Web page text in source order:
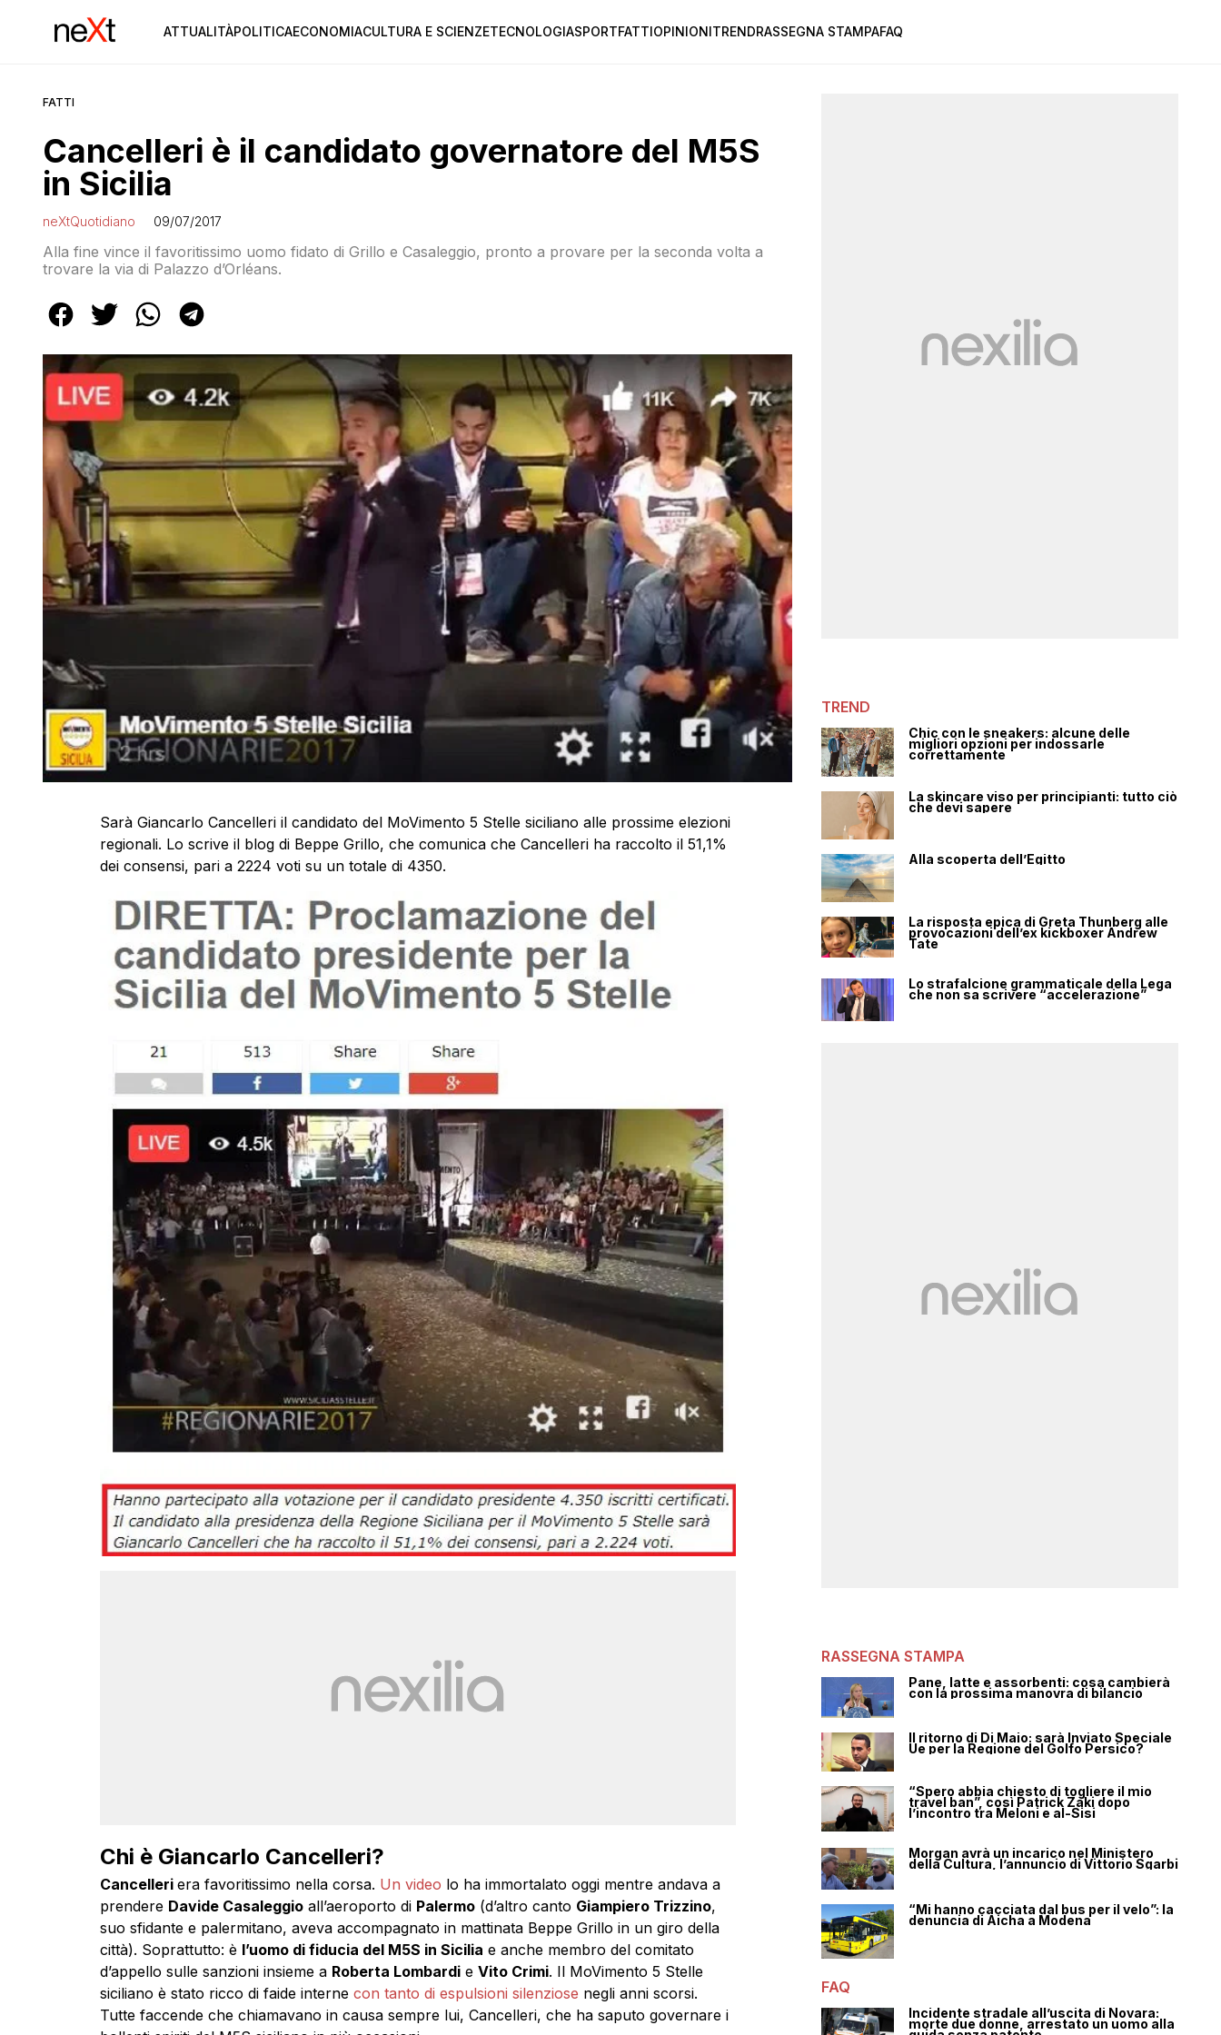
ATTUALITÀPOLITICAECONOMIACULTURA E SCIENZETECNOLOGIASPORTFATTIOPINIONITRENDRASSEGNA STAMPAFAQ
FATTI
Cancelleri è il candidato governatore del M5S
in Sicilia
neXtQuotidiano 09/07/2017
Alla fine vince il favoritissimo uomo fidato di Grillo e Casaleggio, pronto a provare per la seconda volta a
trovare la via di Palazzo d’Orléans.
Sarà Giancarlo Cancelleri il candidato del MoVimento 5 Stelle siciliano alle prossime elezioni
regionali. Lo scrive il blog di Beppe Grillo, che comunica che Cancelleri ha raccolto il 51,1%
dei consensi, pari a 2224 voti su un totale di 4350.
Chi è Giancarlo Cancelleri?
Cancelleri era favoritissimo nella corsa. Un video lo ha immortalato oggi mentre andava a
prendere Davide Casaleggioall’aeroporto di Palermo(d’altro canto Giampiero Trizzino,
suo sfidante e palermitano, aveva accompagnato in mattinata Beppe Grillo in un giro della
città). Soprattutto: è l’uomo di fiducia del M5S in Sicilia e anche membro del comitato
d’appello sulle sanzioni insieme a Roberta Lombardie Vito Crimi. Il MoVimento 5 Stelle
siciliano è stato ricco di faide interne con tanto di espulsioni silenziose negli anni scorsi.
Tutte faccende che chiamavano in causa sempre lui, Cancelleri, che ha saputo governare i
TREND
Chic con le sneakers: alcune delle
migliori opzioni per indossarle
correttamente
La skincare viso per principianti: tutto ciò
che devi sapere
Alla scoperta dell’Egitto
La risposta epica di Greta Thunberg alle
provocazioni dell’ex kickboxer Andrew
Tate
Lo strafalcione grammaticale della Lega
che non sa scrivere “accelerazione”
RASSEGNA STAMPA
Pane, latte e assorbenti: cosa cambierà
con la prossima manovra di bilancio
Il ritorno di Di Maio: sarà Inviato Speciale
Ue per la Regione del Golfo Persico?
“Spero abbia chiesto di togliere il mio
travel ban”, così Patrick Zaki dopo
l’incontro tra Meloni e al-Sisi
Morgan avrà un incarico nel Ministero
della Cultura, l’annuncio di Vittorio Sgarbi
“Mi hanno cacciata dal bus per il velo”: la
denuncia di Aicha a Modena
FAQ
Incidente stradale all’uscita di Novara:
morte due donne, arrestato un uomo alla